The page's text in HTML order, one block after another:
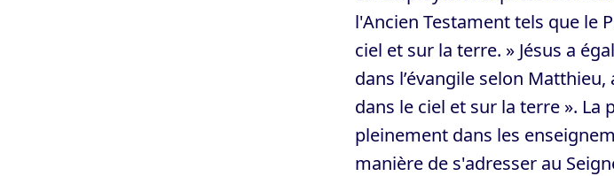
l'Ancien Testament tels que le
ciel et sur la terre. » Jésus a
dans l’évangile selon
dans le ciel et sur la terre ».
pleinement dans les
manière de s'adresser au